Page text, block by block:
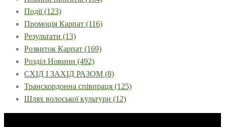
Події(123)
Промоція Карпат (116)
Результати (13)
Розвиток Карпат (169)
Розділ Новини (492)
СХІД І ЗАХІД РАЗОМ (8)
Транскордонна співпраця (125)
Шлях волоської культури (12)